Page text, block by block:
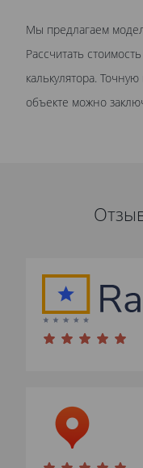
Мы предлагаем
Рассчитать
калькулятора.
объекте можно